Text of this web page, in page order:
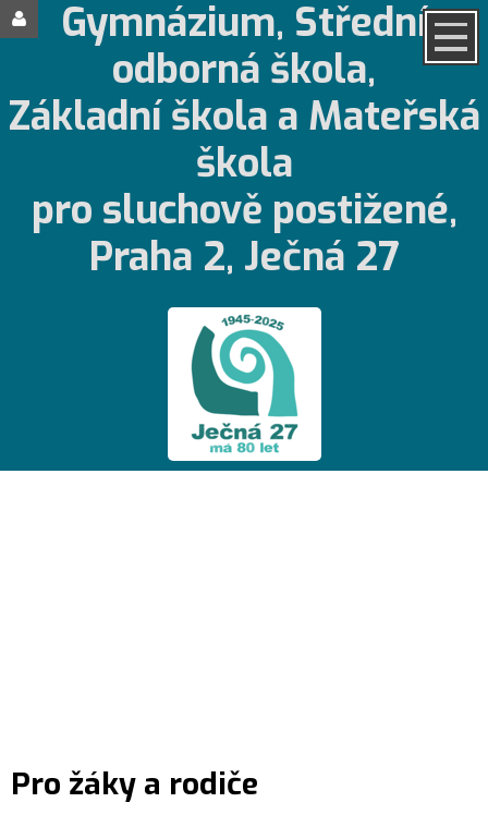
Gymnázium, Střední
odborná škola,
Základní škola a Mateřská
škola
pro sluchově postižené,
Praha 2, Ječná 27
Pro žáky a rodiče